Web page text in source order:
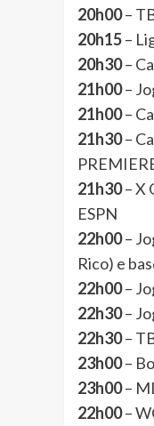
20h00–
20h15–
20h30–
21h00–
21h00–
21h30–
21h30– X
ESPN
22h00–
Rico) e
22h00–
22h30–
22h30–
23h00–
23h00–
22h00–